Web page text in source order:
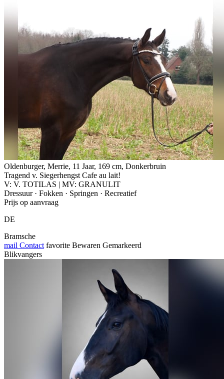
Oldenburger, Merrie, 11 Jaar, 169 cm, Donkerbruin
Tragend v. Siegerhengst Cafe au lait!
V: V. TOTILAS | MV: GRANULIT
Dressuur · Fokken · Springen · Recreatief
Prijs op aanvraag
DE
Bramsche
mail Contact favorite Bewaren Gemarkeerd
Blikvangers